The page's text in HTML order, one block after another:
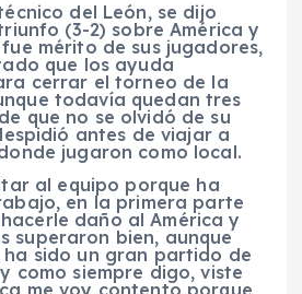
del León, se dijo
(3-2) sobre América y
mérito de sus jugadores,
que los ayuda
cerrar el torneo de la
todavía quedan tres
que no se olvidó de su
antes de viajar a
jugaron como local.
al equipo porque ha
en la primera parte
daño al América y
superaron bien, aunque
ha sido un gran partido de
como siempre digo, viste